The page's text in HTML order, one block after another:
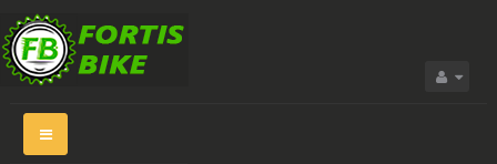
Переключить
навигации